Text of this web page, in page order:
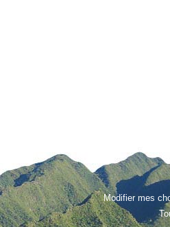
Modifier mes